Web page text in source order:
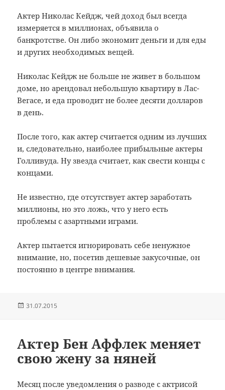
Актер Николас Кейдж,чей доход был всегда
измеряется в миллионах, объявилао
банкротстве. Он либо экономит деньги и для еды
и других необходимых вещей.
Николас Кейдж не больше не живет в большом
доме, ноарендовал небольшую квартиру в Лас-
Вегасе, иеда проводит не более десяти долларов
в день.
После того, как актер считается одним из лучших
и, следовательно, наиболее прибыльные актеры
Голливуда.Ну звезда считает, каксвести концы с
концами.
Не известно, где отсутствует актер заработать
миллионы, ноэто ложь, чтоу него есть
проблемы с азартными играми.
Актерпытается игнорировать себе ненужное
внимание, но, посетив дешевые закусочные,он
постоянно в центре внимания.
Опубликовано
31.07.2015
Актер Бен Аффлек меняет
свою жену за няней
Месяц после уведомления о разводе с актрисой